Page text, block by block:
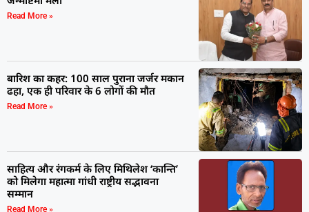
Read More »
बारिश का कहर: 100 साल पुराना जर्जर मकान
ढहा, एक ही परिवार के 6 लोगों की मौत
Read More »
साहित्य और रंगकर्म के लिए मिथिलेश ‘कान्ति’
को मिलेगा महात्मा गांधी राष्ट्रीय सद्भावना
सम्मान
Read More »